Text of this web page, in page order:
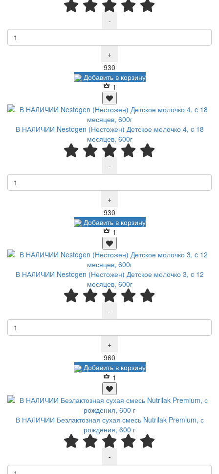
-
+
930
Добавить в корзину
1
В НАЛИЧИИ Nestogen (Нестожен) Детское молочко 4, c 18
месяцев, 600г
-
+
930
Добавить в корзину
1
В НАЛИЧИИ Nestogen (Нестожен) Детское молочко 3, c 12
месяцев, 600г
-
+
960
Добавить в корзину
1
В НАЛИЧИИ Безлактозная сухая смесь Nutrilak Premium, с
рождения, 600 г
-